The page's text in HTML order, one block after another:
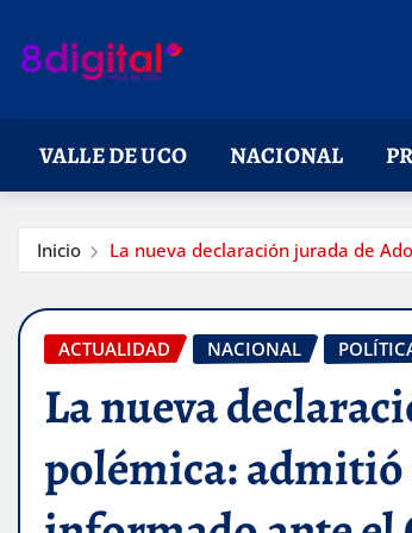
contenido
VALLE DE UCO NACIONAL
Inicio La nueva declaración jurada de
ACTUALIDAD NACIONAL
La nueva
polémica: admitió